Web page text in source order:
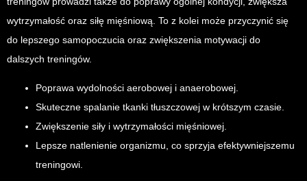
wytrzymałość oraz siłę mięśniową. To z kolei może przyczynić się
do lepszego samopoczucia oraz zwiększenia motywacji do
dalszych treningów.
Poprawa wydolności aerobowej i anaerobowej.
Skuteczne spalanie tkanki tłuszczowej w krótszym czasie.
Zwiększenie siły i wytrzymałości mięśniowej.
Lepsze natlenienie organizmu, co sprzyja efektywniejszemu
treningowi.